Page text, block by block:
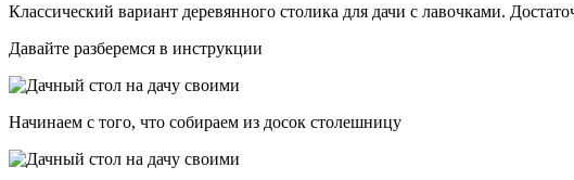
Классический вариант деревянного столика для дачи с лавочками.
Давайте разберемся в инструкции
Начинаем с того, что собираем из досок столешницу